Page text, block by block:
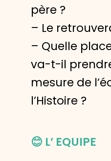
père ?
– Le
– Quelle
va-t-il
mesure de
l’Histoire ?
😊 L’ EQUIPE